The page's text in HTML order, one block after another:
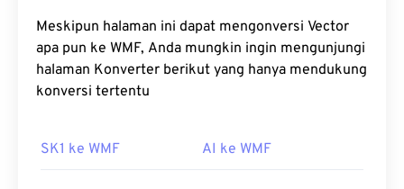
Meskipun halaman ini dapat mengonversi Vector
apa pun ke WMF, Anda mungkin ingin mengunjungi
halaman Konverter berikut yang hanya mendukung
konversi tertentu
SK1 ke WMF AI ke WMF